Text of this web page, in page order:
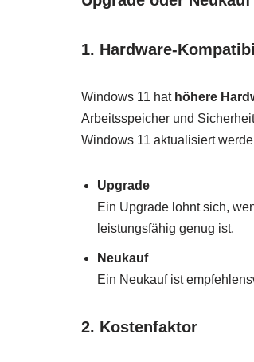
1. Hardware-
Windows 11 hat höhere
Arbeitsspeicher und
Windows 11 aktualisiert
Upgrade
Ein Upgrade lohnt sich,
leistungsfähig genug ist.
Neukauf
Ein Neukauf ist
2. Kostenfaktor